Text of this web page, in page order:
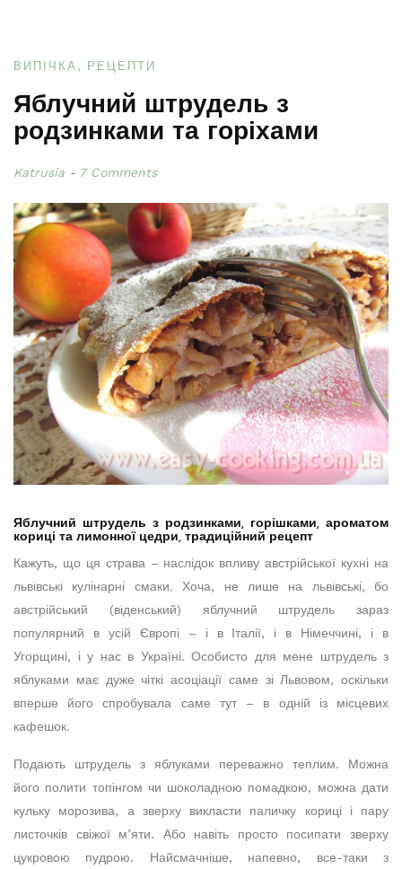
ВИПІЧКА РЕЦЕПТИ
Яблучний штрудель з
родзинками та горіхами
Katrusia 7 Comments
Яблучний штрудель з родзинками, горішками, ароматом
кориці та лимонної цедри, традиційний рецепт
Кажуть, що ця страва – наслідок впливу австрійської кухні на
львівські кулінарні смаки. Хоча, не лише на львівські, бо
австрійський (віденський) яблучний штрудель зараз
популярний в усій Європі – і в Італії, і в Німеччині, і в
Угорщині, і у нас в Україні. Особисто для мене штрудель з
яблуками має дуже чіткі асоціації саме зі Львовом, оскільки
вперше його спробувала саме тут – в одній із місцевих
кафешок.
Подають штрудель з яблуками переважно теплим. Можна
його полити топінгом чи шоколадною помадкою, можна дати
кульку морозива, а зверху викласти паличку кориці і пару
листочків свіжої м’яти. Або навіть просто посипати зверху
цукровою пудрою. Найсмачніше, напевно, все-таки з